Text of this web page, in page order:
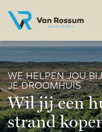
WE HELPEN JOU
JE DROOMHUIS
Wil jij een
strand